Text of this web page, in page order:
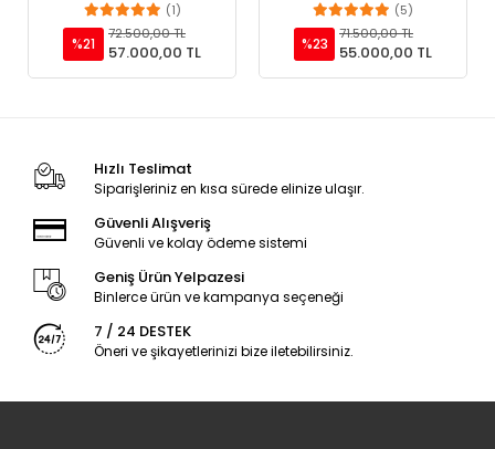
Add to cart
(1)
%21
72.500,00 TL
57.000,00 TL
Add to cart
(5)
%23
71.500,00 TL
55.000,00 TL
Hızlı Teslimat
Siparişleriniz en kısa sürede elinize ulaşır.
Güvenli Alışveriş
Güvenli ve kolay ödeme sistemi
Geniş Ürün Yelpazesi
Binlerce ürün ve kampanya seçeneği
7 / 24 DESTEK
Öneri ve şikayetlerinizi bize iletebilirsiniz.